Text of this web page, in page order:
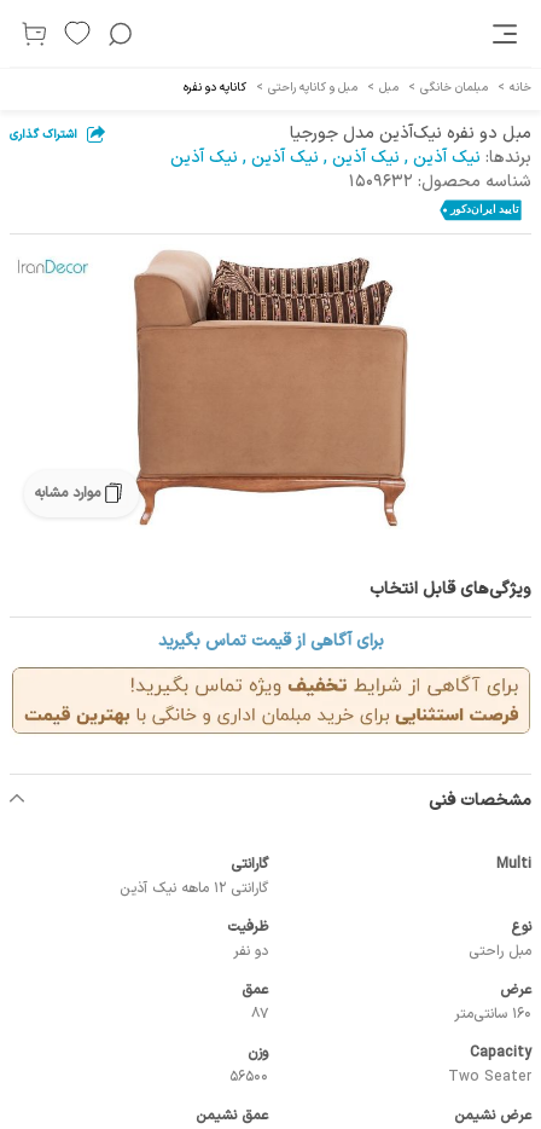
خانه > مبلمان خانگی > مبل > مبل و کاناپه راحتی > کاناپه دو نفره
مبل دو نفره نیک‌آذین مدل جورجیا اشتراک گذاری
برندها: نیک آذین, نیک آذین, نیک آذین, نیک آذین
شناسه محصول: 1509632
موارد مشابه
ویژگی‌های قابل انتخاب
برای آگاهی از قیمت تماس بگیرید
مشخصات فنی
Multi
گارانتی
گارانتی 12 ماهه نیک آذین
نوع
مبل راحتی
ظرفیت
دو نفر
عرض
160 سانتی‌متر
عمق
87
Capacity
Two Seater
وزن
56500
عرض نشیمن
عمق نشیمن